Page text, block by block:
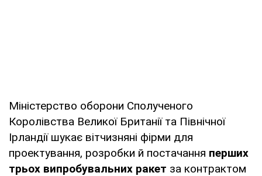
Міністерство оборони Сполученого
Королівства Великої Британії та Північної
Ірландії шукає вітчизняні фірми для
проектування, розробки й постачання перших
трьох випробувальних ракет за контрактом